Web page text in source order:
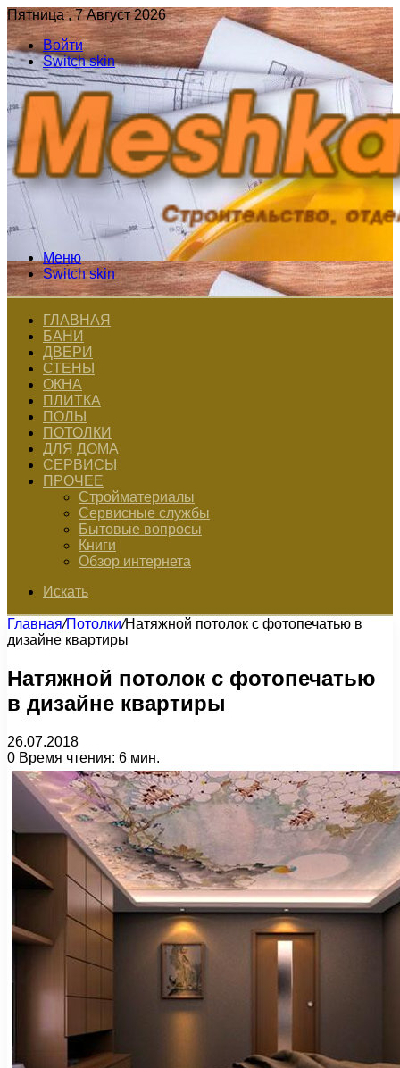
Пятница , 7 Август 2026
Войти
Switch skin
Меню
Switch skin
ГЛАВНАЯ
БАНИ
ДВЕРИ
СТЕНЫ
ОКНА
ПЛИТКА
ПОЛЫ
ПОТОЛКИ
ДЛЯ ДОМА
СЕРВИСЫ
ПРОЧЕЕ
Стройматериалы
Сервисные службы
Бытовые вопросы
Книги
Обзор интернета
Искать
Главная/Потолки/Натяжной потолок с фотопечатью в
дизайне квартиры
Натяжной потолок с фотопечатью
в дизайне квартиры
26.07.2018
0 Время чтения: 6 мин.